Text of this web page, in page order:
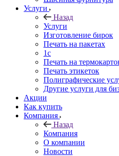
Услуги
Назад
Услуги
Изготовление бирок
Печать на пакетах
1c
Печать на
Печать этикеток
Полиграфические
Другие услуги для
Акции
Как купить
Компания
Назад
Компания
О компании
Новости